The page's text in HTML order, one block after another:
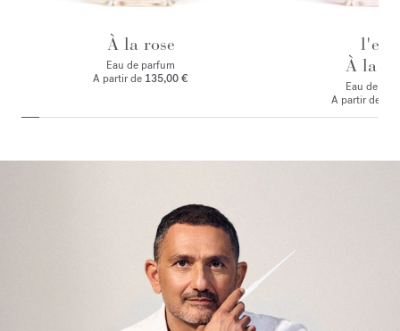
À la rose
Eau de parfum
A partir de 135,00 €
l'eau
À la
Eau de
A partir de